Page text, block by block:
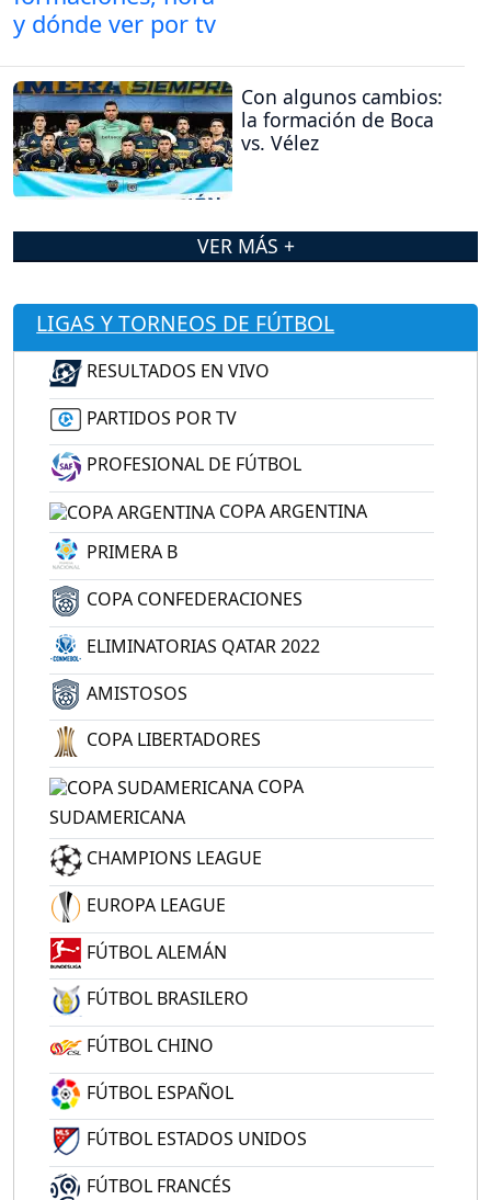
Con algunos cambios:
la formación de Boca
vs. Vélez
VER MÁS +
LIGAS Y TORNEOS DE FÚTBOL
RESULTADOS EN VIVO
PARTIDOS POR TV
PROFESIONAL DE FÚTBOL
COPA ARGENTINA
PRIMERA B
COPA CONFEDERACIONES
ELIMINATORIAS QATAR 2022
AMISTOSOS
COPA LIBERTADORES
COPA
SUDAMERICANA
CHAMPIONS LEAGUE
EUROPA LEAGUE
FÚTBOL ALEMÁN
FÚTBOL BRASILERO
FÚTBOL CHINO
FÚTBOL ESPAÑOL
FÚTBOL ESTADOS UNIDOS
FÚTBOL FRANCÉS